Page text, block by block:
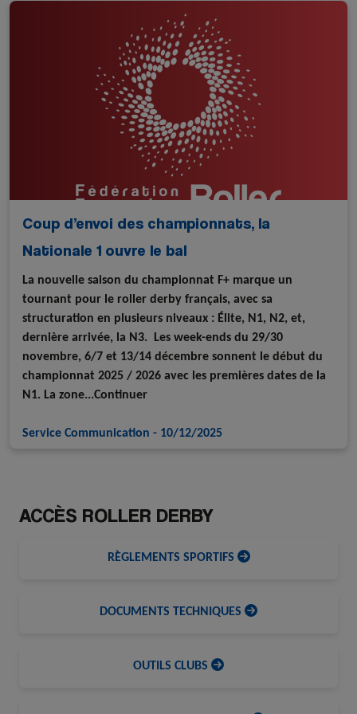
Coup d’envoi des championnats, la
Nationale 1 ouvre le bal
La nouvelle saison du championnat F+ marque un
tournant pour le roller derby français, avec sa
structuration en plusieurs niveaux : Élite, N1, N2, et,
dernière arrivée, la N3. Les week-ends du 29/30
novembre, 6/7 et 13/14 décembre sonnent le début du
championnat 2025 / 2026 avec les premières dates de la
N1. La zone...Continuer
Service Communication - 10/12/2025
ACCÈS ROLLER DERBY
RÈGLEMENTS SPORTIFS
DOCUMENTS TECHNIQUES
OUTILS CLUBS